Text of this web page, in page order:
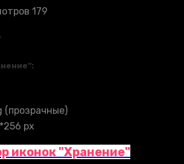
179
(прозрачные)
px
иконок "Хранение"